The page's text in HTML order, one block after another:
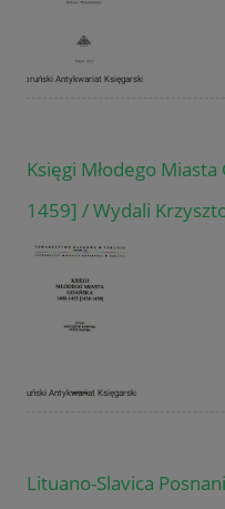
Księgi Młodego
1459] / Wydali
Lituano-Slavica